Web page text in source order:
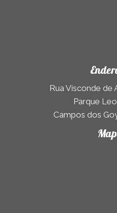
Rua Visconde de
Parque
Campos dos